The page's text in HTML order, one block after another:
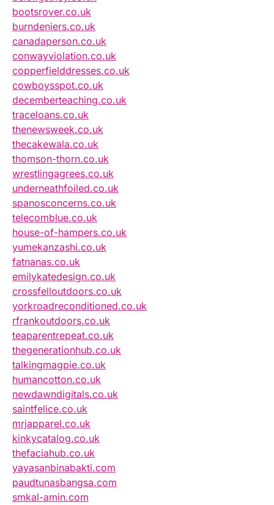
bootsrover.co.uk
burndeniers.co.uk
canadaperson.co.uk
conwayviolation.co.uk
copperfielddresses.co.uk
cowboysspot.co.uk
decemberteaching.co.uk
traceloans.co.uk
thenewsweek.co.uk
thecakewala.co.uk
thomson-thorn.co.uk
wrestlingagrees.co.uk
underneathfoiled.co.uk
spanosconcerns.co.uk
telecomblue.co.uk
house-of-hampers.co.uk
yumekanzashi.co.uk
fatnanas.co.uk
emilykatedesign.co.uk
crossfelloutdoors.co.uk
yorkroadreconditioned.co.uk
rfrankoutdoors.co.uk
teaparentrepeat.co.uk
thegenerationhub.co.uk
talkingmagpie.co.uk
humancotton.co.uk
newdawndigitals.co.uk
saintfelice.co.uk
mrjapparel.co.uk
kinkycatalog.co.uk
thefaciahub.co.uk
yayasanbinabakti.com
paudtunasbangsa.com
smkal-amin.com